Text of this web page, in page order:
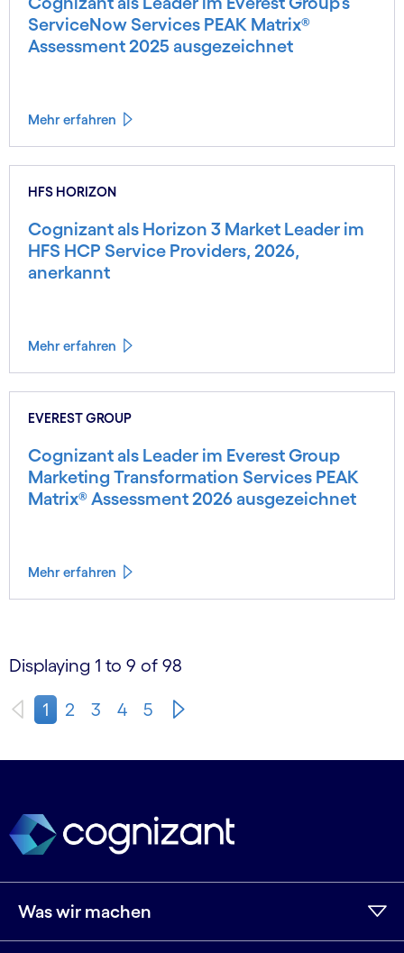
ServiceNow Services PEAK Matrix®
Assessment 2025 ausgezeichnet
Mehr erfahren
HFS HORIZON
Cognizant als Horizon 3 Market Leader im
HFS HCP Service Providers, 2026,
anerkannt
Mehr erfahren
EVEREST GROUP
Cognizant als Leader im Everest Group
Marketing Transformation Services PEAK
Matrix® Assessment 2026 ausgezeichnet
Mehr erfahren
Displaying 1 to 9 of 98
1 2 3 4 5
Was wir machen